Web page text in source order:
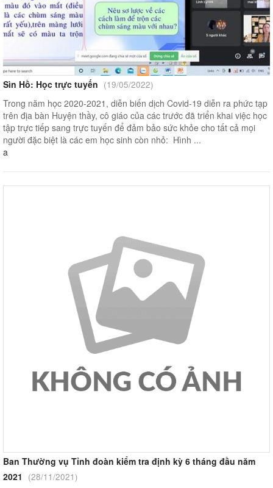
Sìn Hồ: Học trực tuyến (19/05/2022)
Trong năm học 2020-2021, diễn biến dịch Covid-19 diễn ra phức tạp
trên địa bàn Huyện thầy, cô giáo của các trước đã triển khai việc học
tập trực tiếp sang trực tuyến để đảm bảo sức khỏe cho tất cả mọi
người đặc biệt là các em học sinh còn nhỏ: Hình ...
a
Ban Thường vụ Tỉnh đoàn kiểm tra định kỳ 6 tháng đầu năm
2021
(28/11/2021)